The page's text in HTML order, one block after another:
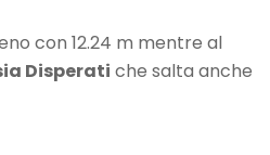
con 12.24 m mentre al
Disperati che salta anche